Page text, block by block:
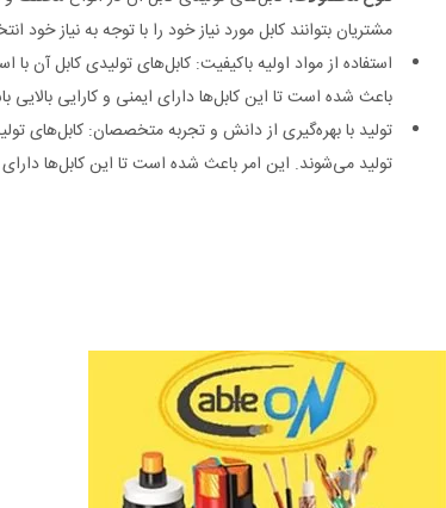
مشتریان بتوانند کابل مورد نیاز خود را با توجه به نیاز خود
استفاده از مواد اولیه باکیفیت: کابل‌های تولیدی کابل آن با
باعث شده است تا این کابل‌ها دارای ایمنی و کارایی بالایی
تولید با بهره‌گیری از دانش و تجربه متخصصان: کابل‌های
تولید می‌شوند. این امر باعث شده است تا این کابل‌ها دارای